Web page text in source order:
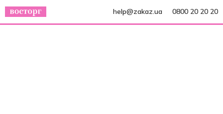
help@zakaz.ua 0800 20 20 20